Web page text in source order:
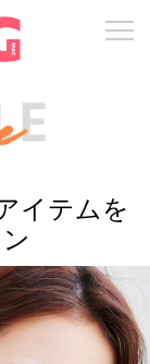
イテムを